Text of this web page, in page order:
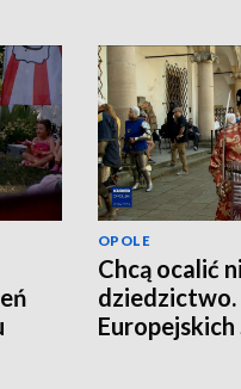
OPOLE
Chcą ocalić
dziedzictwo.